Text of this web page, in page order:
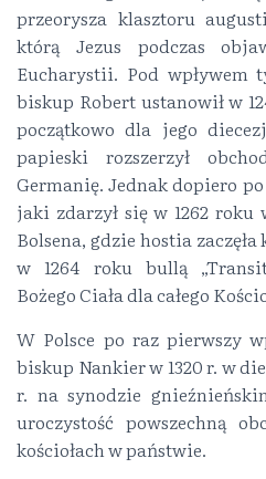
przeorysza klasztoru
którą Jezus podczas
Eucharystii. Pod wpływem
biskup Robert ustanowił w
początkowo dla jego
papieski rozszerzył
Germanię. Jednak dopiero
jaki zdarzył się w 1262 roku
Bolsena, gdzie hostia
w 1264 roku bullą
Bożego Ciała dla całego
W Polsce po raz pierwszy
biskup Nankier w 1320 r. w
r. na synodzie
uroczystość powszechną
kościołach w państwie.